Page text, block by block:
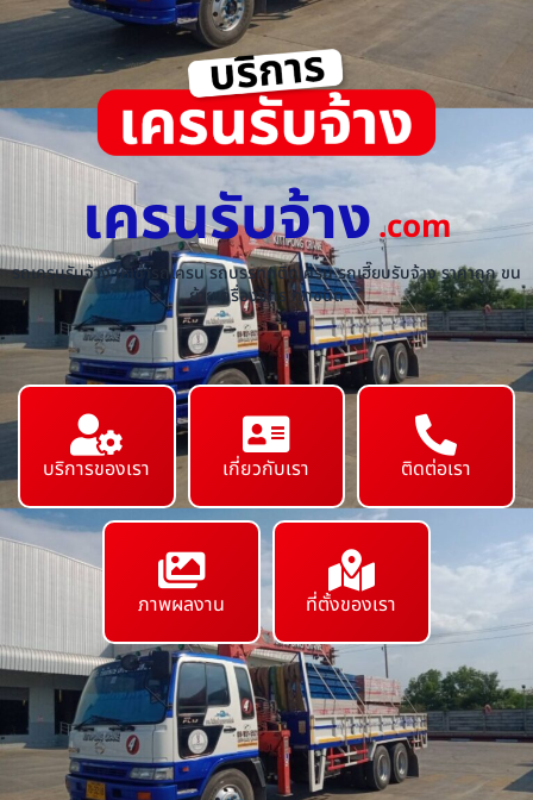
เครนรับจ้าง.com
รถเครนรับจ้าง ให้เช่ารถเครน รถบรรทุกติดเครน รถเฮี๊ยบรับจ้าง ราคาถูก ขน
ย้ายเครื่องจักร ทุกชนิด
บริการของเรา เกี่ยวกับเรา ติดต่อเรา
ภาพผลงาน ที่ตั้งของเรา